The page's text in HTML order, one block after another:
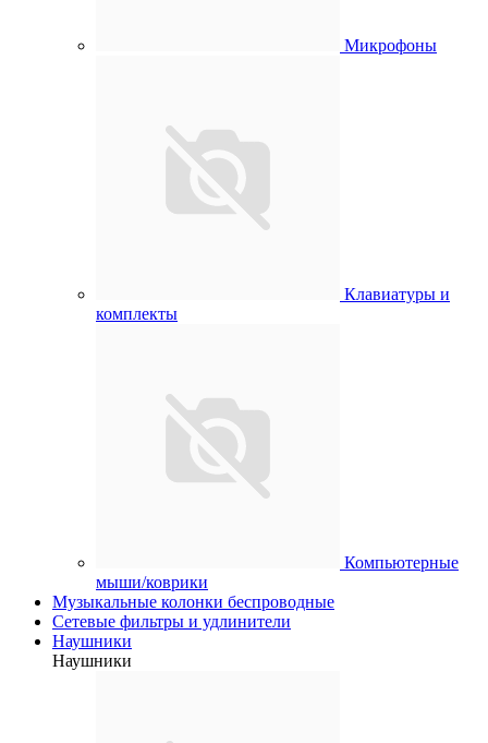
Микрофоны
Клавиатуры и
комплекты
Компьютерные
мыши/коврики
Музыкальные колонки беспроводные
Сетевые фильтры и удлинители
Наушники
Наушники